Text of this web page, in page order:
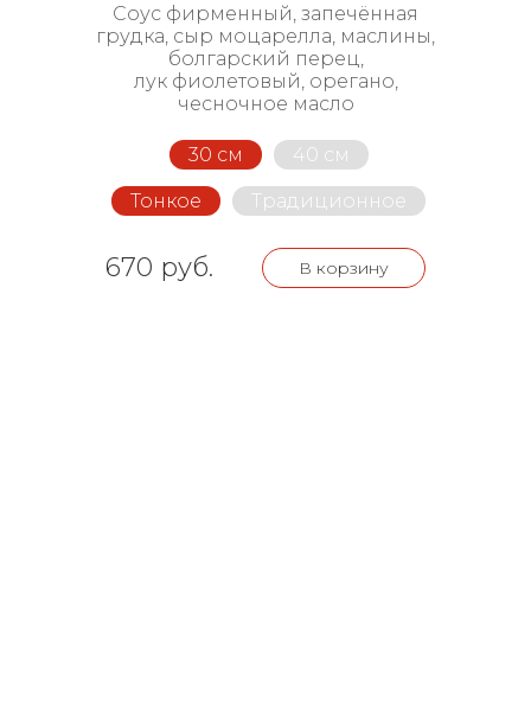
Соус фирменный, запечённая
грудка, сыр моцарелла, маслины,
болгарский перец,
лук фиолетовый, орегано,
чесночное масло
30 см 40 см
Тонкое Традиционное
670 руб. В корзину